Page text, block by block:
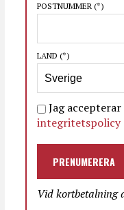
POSTNUMMER (*)
LAND (*)
Jag accepterar
integritetspolicy
PRENUMERERA
Vid kortbetalning